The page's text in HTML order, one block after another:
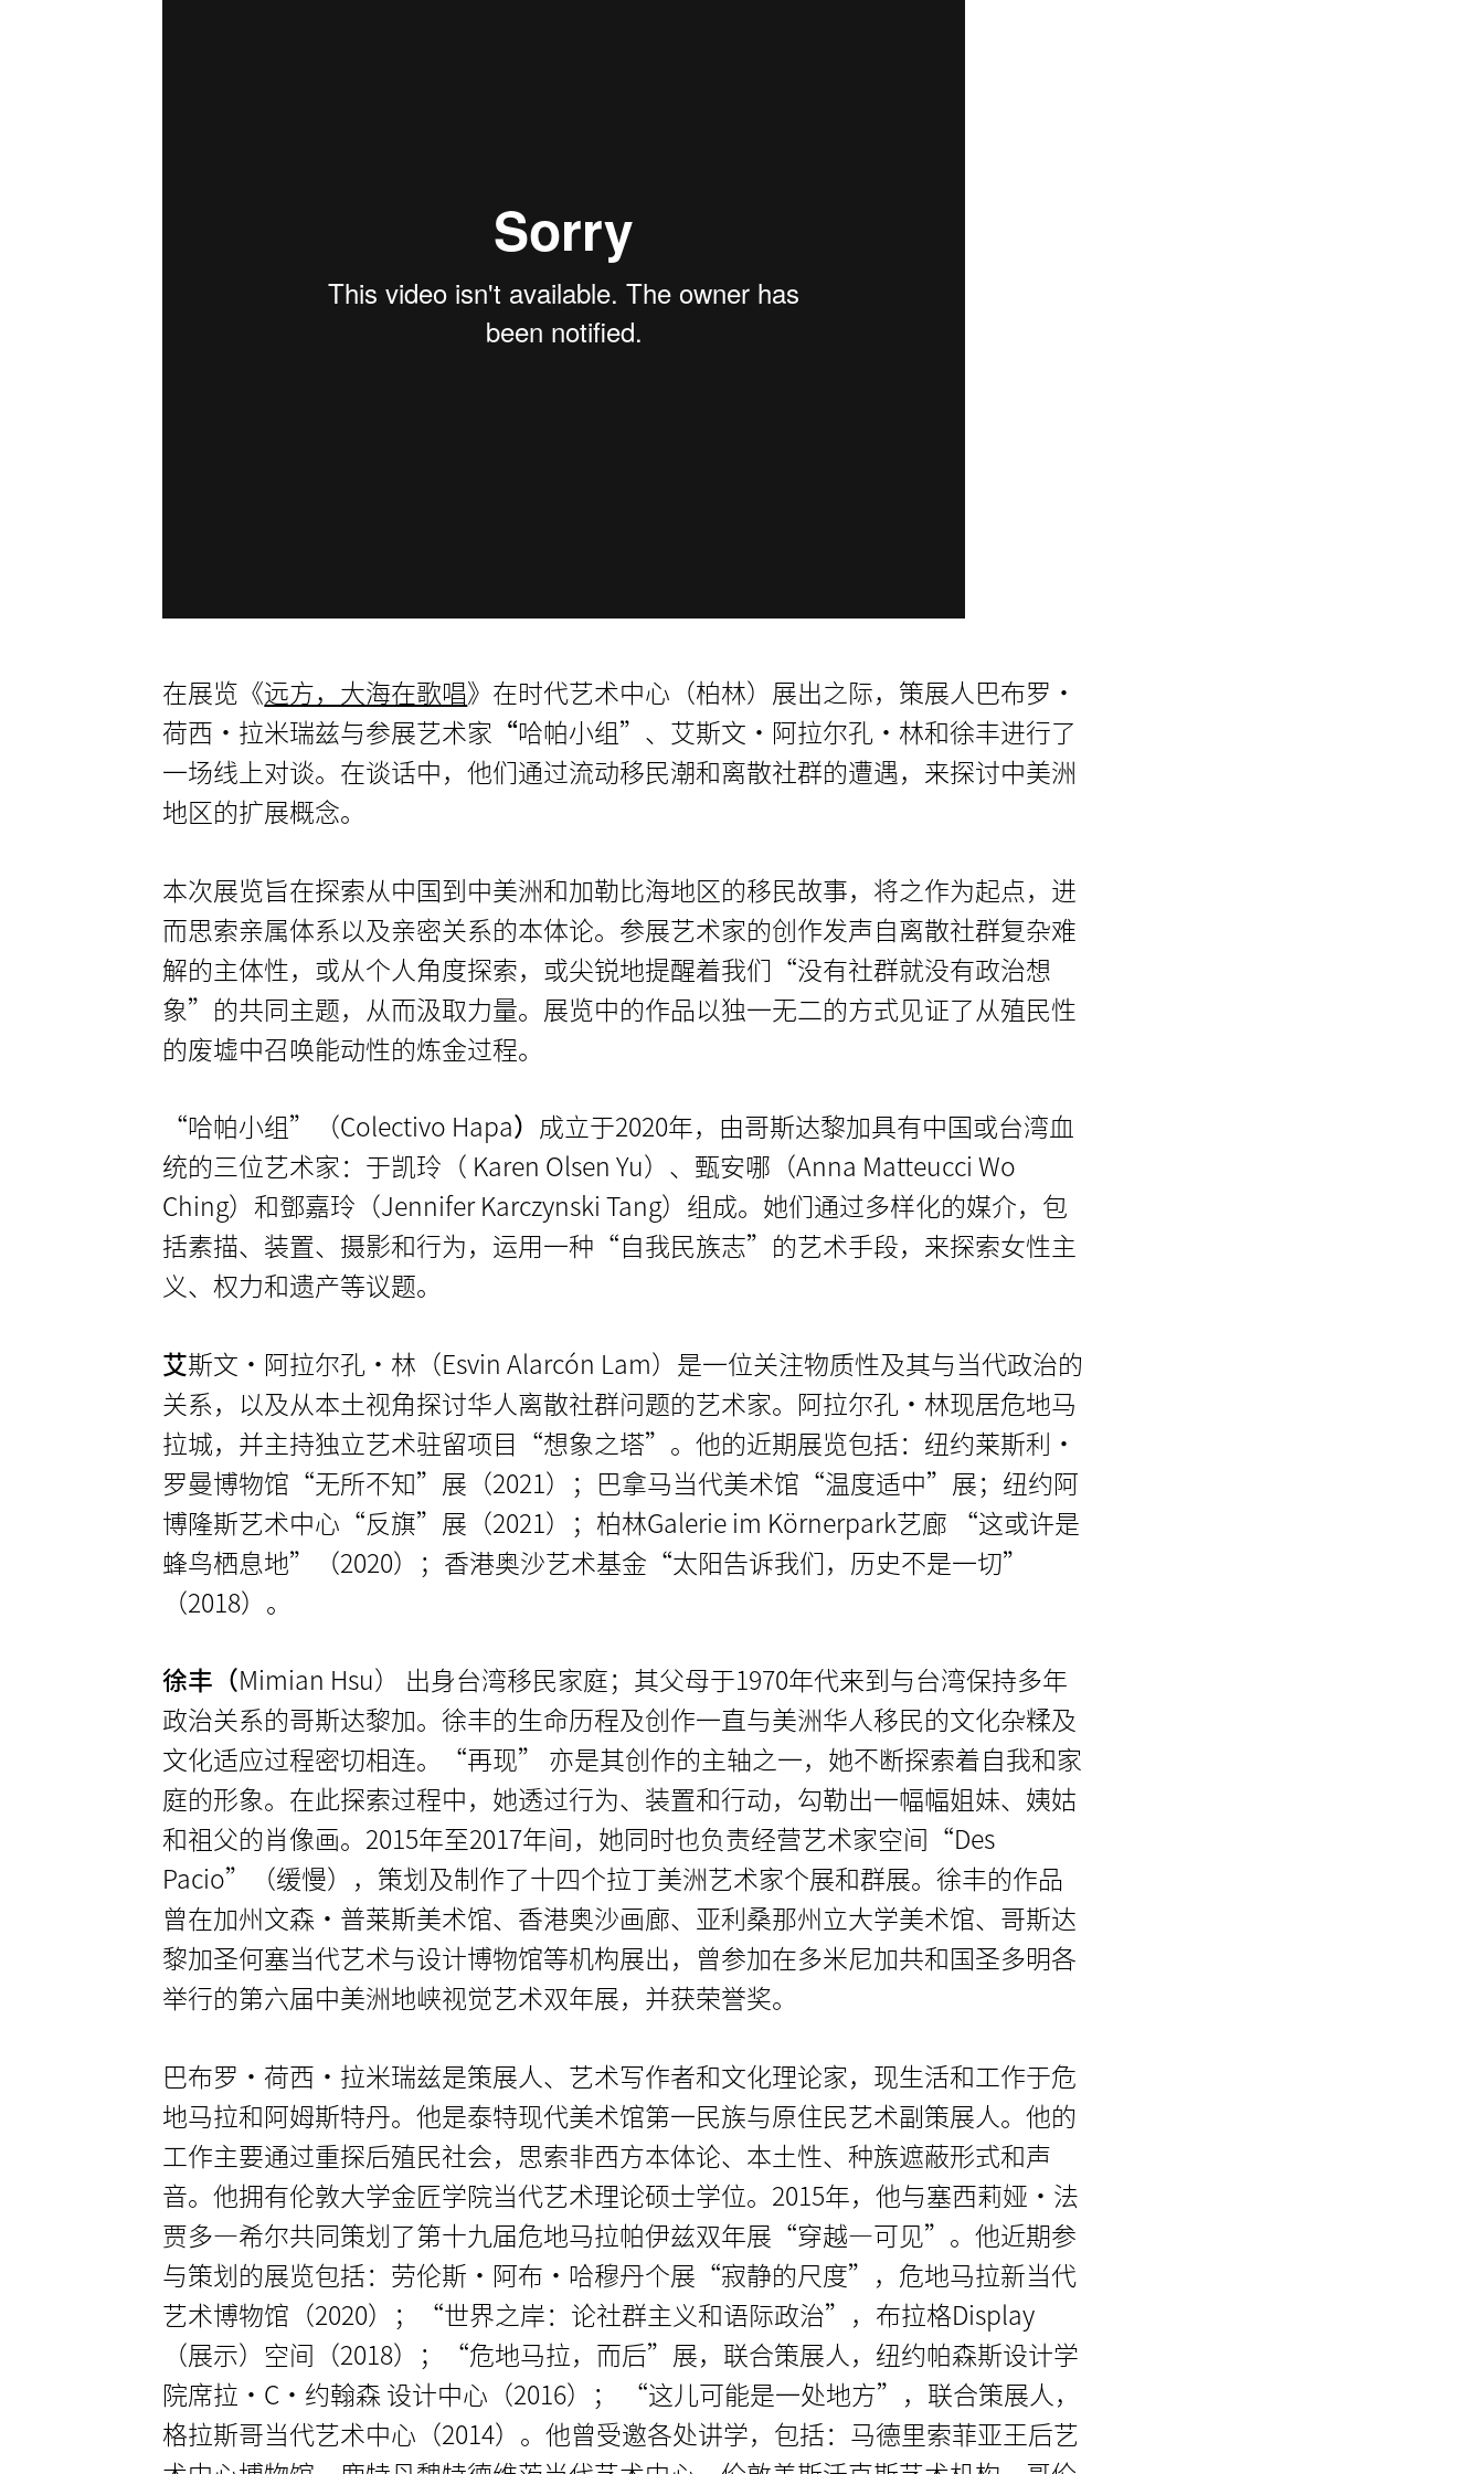
在展览《远方，大海在歌唱》在时代艺术中心（柏林）展出之际，策展人巴布罗·
荷西·拉米瑞兹与参展艺术家 “哈帕小组”、艾斯文·阿拉尔孔·林和徐丰进行了
一场线上对谈。在谈话中，他们通过流动移民潮和离散社群的遭遇，来探讨中美洲
地区的扩展概念。
本次展览旨在探索从中国到中美洲和加勒比海地区的移民故事，将之作为起点，进
而思索亲属体系以及亲密关系的本体论。参展艺术家的创作发声自离散社群复杂难
解的主体性，或从个人角度探索，或尖锐地提醒着我们“没有社群就没有政治想
象”的共同主题，从而汲取力量。展览中的作品以独一无二的方式见证了从殖民性
的废墟中召唤能动性的炼金过程。
“哈帕小组”（Colectivo Hapa） 成立于2020年，由哥斯达黎加具有中国或台湾血
统的三位艺术家：于凯玲（ Karen Olsen Yu）、甄安哪（Anna Matteucci Wo
Ching）和鄧嘉玲（Jennifer Karczynski Tang）组成。她们通过多样化的媒介，包
括素描、装置、摄影和行为，运用一种“自我民族志”的艺术手段，来探索女性主
义、权力和遗产等议题。
艾斯文·阿拉尔孔·林（Esvin Alarcón Lam）是一位关注物质性及其与当代政治的
关系，以及从本土视角探讨华人离散社群问题的艺术家。阿拉尔孔·林现居危地马
拉城，并主持独立艺术驻留项目“想象之塔”。他的近期展览包括：纽约莱斯利·
罗曼博物馆“无所不知”展（2021）；巴拿马当代美术馆“温度适中”展；纽约阿
博隆斯艺术中心“反旗”展（2021）；柏林Galerie im Körnerpark艺廊 “这或许是
蜂鸟栖息地”（2020）；香港奥沙艺术基金“太阳告诉我们，历史不是一切”
（2018）。
徐丰（Mimian Hsu）
出身台湾移民家庭；其父母于1970年代来到与台湾保持多年
政治关系的哥斯达黎加。徐丰的生命历程及创作一直与美洲华人移民的文化杂糅及
文化适应过程密切相连。“再现” 亦是其创作的主轴之一，她不断探索着自我和家
庭的形象。在此探索过程中，她透过行为、装置和行动，勾勒出一幅幅姐妹、姨姑
和祖父的肖像画。2015年至2017年间，她同时也负责经营艺术家空间“Des
Pacio”（缓慢），策划及制作了十四个拉丁美洲艺术家个展和群展。徐丰的作品
曾在加州文森·普莱斯美术馆、香港奥沙画廊、亚利桑那州立大学美术馆、哥斯达
黎加圣何塞当代艺术与设计博物馆等机构展出，曾参加在多米尼加共和国圣多明各
举行的第六届中美洲地峡视觉艺术双年展，并获荣誉奖。
巴布罗·荷西·拉米瑞兹是策展人、艺术写作者和文化理论家，现生活和工作于危
地马拉和阿姆斯特丹。他是泰特现代美术馆第一民族与原住民艺术副策展人。他的
工作主要通过重探后殖民社会，思索非西方本体论、本土性、种族遮蔽形式和声
音。他拥有伦敦大学金匠学院当代艺术理论硕士学位。2015年，他与塞西莉娅·法
贾多—希尔共同策划了第十九届危地马拉帕伊兹双年展“穿越—可见”。他近期参
与策划的展览包括：劳伦斯·阿布·哈穆丹个展“寂静的尺度”，危地马拉新当代
艺术博物馆（2020）；“世界之岸：论社群主义和语际政治”，布拉格Display
（展示）空间（2018）；“危地马拉，而后”展，联合策展人，纽约帕森斯设计学
院席拉·C·约翰森 设计中心（2016）； “这儿可能是一处地方”，联合策展人，
格拉斯哥当代艺术中心（2014）。他曾受邀各处讲学，包括：马德里索菲亚王后艺